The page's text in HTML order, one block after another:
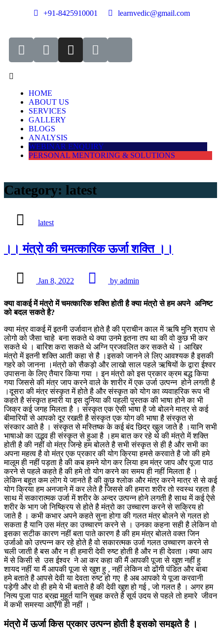
+91-8425910001 learnvedic@gmail.com
HOME
ABOUT US
SERVICES
GALLERY
BLOGS
ANALYSIS
WEBINAR ENQUIRY
PERSONAL MENTORING & SOLUTIONS
Category: latest
latest
।। मंत्रो की चमत्कारिक ऊर्जा शक्ति ।।
Jan 8, 2022 by admin
क्या वाकई में मंत्रो में चमत्कारिक शक्ति होती है क्या मंत्रो से हम अपने अनिष्ट
को बदल सकते है?
क्या मंत्र वाकई में इतनी उर्जावान होते है की प्राचीन काल में ऋषि मुनि श्राप से
लोगो को जैसा चाहे बना सकते थे क्या उनमे इतना तप था की वो कुछ भी कर
सकते थे । बारिश करा सकते थे अग्नि प्रजवलित कर सकते थे । आखिर
मंत्रो में इतनी शक्ति आती कहा से है ।इसको जानने ले लिए आवश्यक है इसकी
गहरे को जानना ।मंत्रो को सैकड़ो और लाखो साल पहले ऋषियों के द्वारा ईश्वर
उपासना के लिए तैयार किया गया । इन मंत्रो को इस प्रकार क्रम बद्ध किया
गया जिससे की मंत्र जाप करने वाले के शारीर में एक उर्जा उत्पन्न होने लगती है
।दूसरा की मंत्र संस्कृत में होते है और संस्कृत को योग का व्यवाहरिक रूप भी
कहते है संस्कृत हमारी या इस दुनिया की पहली पुस्तक की भाषा होने का भी
जिक्र कई जगह मिलता है । संस्कृत एक ऐसी भाषा है जो बोलने मात्र से कई
बीमारियों से आपको दूर रखती है संस्कृत एक योग की भाषा है संस्कृत से
संस्कार आते है । संस्कृत से मस्तिष्क के कई बंद छिद्र खुल जाते है ।यानि सभी
भाषाओ का उद्भव ही संस्कृत से हुआ है ।हम बात कर रहे थे की मंत्रो में शक्ति
होती है की नहीं वो मंत्र जिन्हे हम बोलते है सभी संस्कृत से ही है और सभी का
अपना महत्व है वो मंत्र एक प्रकार की योग क्रिया हमसे करवाते है जो की हमे
मालूम ही नहीं पड़ता है की कब हमने योग कर लिया हम मंत्र जाप और पूजा पाठ
करने से पहले कहते है की हमे तो योग करने का समय ही नहीं मिलता है ।
लेकिन बहूत कम लोग ये जानते है की कुछ श्लोक और मंत्र करने मात्र से से कई
योग क्रिया हम अनजाने में कर लेते है जिससे की हमारा शरीर तो स्वस्थ रहता है
साथ में सकारात्मक उर्जा में शरीर के अन्दर उत्पन्न होने लगती है साथ में कई ऐसे
शरीर के भाग जो निष्क्रिय से होते है मंत्रो का उच्चारण करने से सक्रिय हो
जाते है । कभी कभार अपने कहते सुना होगा की गलत मंत्र बोलने से गलत हो
सकता है यानि उस मंत्र का उच्चारण करने से । उनका कहना सही है लेकिन वो
इसका सटीक कारण नहीं बता पाते कारण है की हम मंत्र बोलते वक्त जिन
उर्जाओ को उत्त्पन्न कर रहे होते है वो सकारत्मक उर्जा गलत उच्चारण करने से
चली जाती है बस और न ही हमारी देवी रुष्ट होती है और न ही देवता ।क्या आप
में से किसी से उस ईश्वर ने आ कर कहा की मैं आपकी पूजा से खुश नहीं हु
शायद नहीं या मैं आपकी पूजा से खुश हु , नहीं लेकिन वो ढोंगी पंडित और बाबा
हमे बताते है आपसे देवी या देवता रुष्ट हो गए है अब आपको ये पूजा करवानी
पड़ेगी और वो ही हमे ये भी बताते है की देवी खुश हो गई , जो गलत है । अगर हम
नित्य पूजा पाठ ब्रह्म मुहूर्त यानि सुबह करते है सूर्य उदय से पहले तो हमारे जीवन
में कभी समस्या आएँगी ही नहीं ।
मंत्रो में ऊर्जा किस प्रकार उत्पन्न होती है इसको समझते है ।